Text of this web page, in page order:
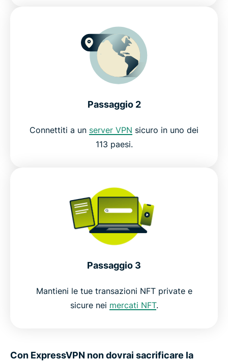
Passaggio 2
Connettiti a un server VPN sicuro in uno dei
113 paesi.
Passaggio 3
Mantieni le tue transazioni NFT private e
sicure nei mercati NFT.
Con ExpressVPN non dovrai sacrificare la